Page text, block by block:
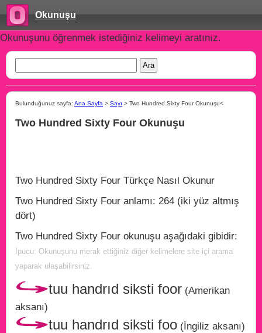
Okunuşu
Okunuşunu öğrenmek istediğiniz kelimeyi aratınız.
Bulunduğunuz sayfa: Ana Sayfa > Sayı > Two Hundred Sixty Four Okunuşu<
Two Hundred Sixty Four Okunuşu
Two Hundred Sixty Four Türkçe Nasıl Okunur
Two Hundred Sixty Four anlamı: 264 (iki yüz altmış
dört)
Two Hundred Sixty Four okunuşu aşağıdaki gibidir:
İpucu: Okunuşunu merak ettiğiniz diğer kelimelere site içi arama
yaparak ulaşabilirsiniz.
tuu handrıd siksti foor (Amerikan
aksanı)
tuu handrıd siksti foo (İngiliz aksanı)